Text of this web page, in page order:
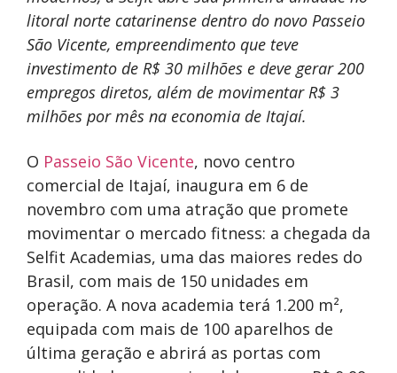
litoral norte catarinense dentro do novo Passeio
São Vicente, empreendimento que teve
investimento de R$ 30 milhões e deve gerar 200
empregos diretos, além de movimentar R$ 3
milhões por mês na economia de Itajaí.
O Passeio São Vicente, novo centro
comercial de Itajaí, inaugura em 6 de
novembro com uma atração que promete
movimentar o mercado fitness: a chegada da
Selfit Academias, uma das maiores redes do
Brasil, com mais de 150 unidades em
operação. A nova academia terá 1.200 m²,
equipada com mais de 100 aparelhos de
última geração e abrirá as portas com